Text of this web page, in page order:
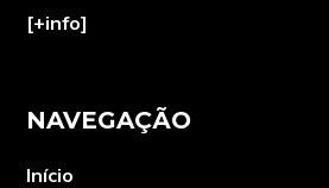
[+info]
NAVEGAÇÃO
Início